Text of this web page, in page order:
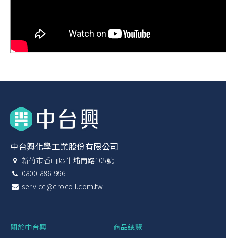
中台興化學工業股份有限公司
新竹市香山區牛埔南路105號
0800-886-996
service@crocoil.com.tw
關於中台興
商品總覽